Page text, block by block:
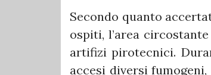
Secondo quanto
ospiti, l’area
artifizi pirotecnici.
accesi diversi